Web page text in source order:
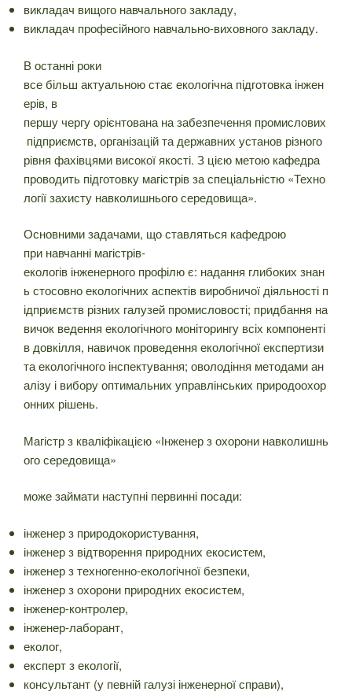
викладач вищого навчального закладу,
викладач професійного навчально-виховного закладу.
В останні роки
все більш актуальною стає екологічна підготовка інжен
ерів, в
першу чергу орієнтована на забезпечення промислових
підприємств, організацій та державних установ різного
рівня фахівцями високої якості. З цією метою кафедра
проводить підготовку магістрів за спеціальністю «Техно
логії захисту навколишнього середовища».
Основними задачами, що ставляться кафедрою
при навчанні магістрів-
екологів інженерного профілю є: надання глибоких знан
ь стосовно екологічних аспектів виробничої діяльності п
ідприємств різних галузей промисловості; придбання на
вичок ведення екологічного моніторингу всіх компоненті
в довкілля, навичок проведення екологічної експертизи
та екологічного інспектування; оволодіння методами ан
алізу і вибору оптимальних управлінських природоохор
онних рішень.
Магістр з кваліфікацією «Інженер з охорони навколишнь
ого середовища»
може займати наступні первинні посади:
інженер з природокористування,
інженер з відтворення природних екосистем,
інженер з техногенно-екологічної безпеки,
інженер з охорони природних екосистем,
інженер-контролер,
інженер-лаборант,
еколог,
експерт з екології,
консультант (у певній галузі інженерної справи),